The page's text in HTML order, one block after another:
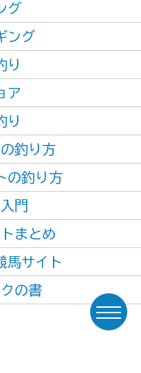
グ
ング
り
ア
り
釣り方
の釣り方
門
まとめ
馬サイト
の書